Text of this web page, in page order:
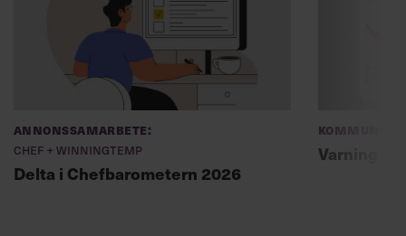
Annonssamarbete:
Chef + Winningtemp
Delta i Chefbarometern 2026
Varning